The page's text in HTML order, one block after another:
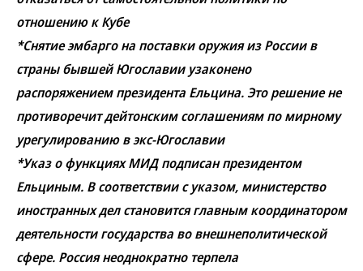
отношению к Кубе
*Снятие эмбарго на поставки оружия из России в
страны бывшей Югославии узаконено
распоряжением президента Ельцина. Это решение не
противоречит дейтонским соглашениям по мирному
урегулированию в экс-Югославии
*Указ о функциях МИД подписан президентом
Ельциным. В соответствии с указом, министерство
иностранных дел становится главным координатором
деятельности государства во внешнеполитической
сфере. Россия неоднократно терпела